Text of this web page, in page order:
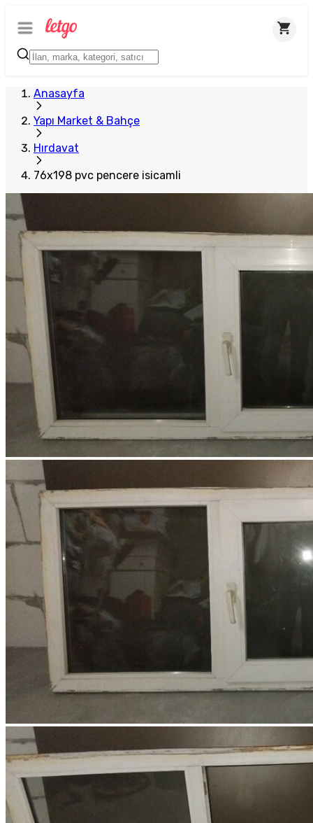
Anasayfa
Yapı Market & Bahçe
Hırdavat
76x198 pvc pencere isicamli